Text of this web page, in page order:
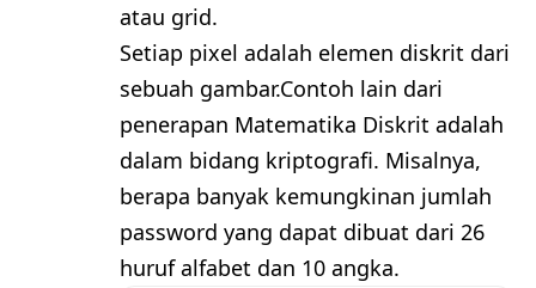
atau grid.
Setiap pixel adalah elemen diskrit dari
sebuah gambar.Contoh lain dari
penerapan Matematika Diskrit adalah
dalam bidang kriptografi. Misalnya,
berapa banyak kemungkinan jumlah
password yang dapat dibuat dari 26
huruf alfabet dan 10 angka.